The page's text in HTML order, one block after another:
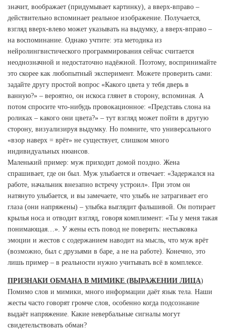
значит, воображает (придумывает картинку), а вверх-вправо –
действительно вспоминает реальное изображение. Получается,
взгляд вверх-влево может указывать на выдумку, а вверх-вправо –
на воспоминание. Однако учтите: эта методика из
нейролингвистического программирования сейчас считается
неоднозначной и недостаточно надёжной. Поэтому, воспринимайте
это скорее как любопытный эксперимент. Можете проверить сами:
задайте другу простой вопрос «Какого цвета у тебя дверь в
ванную?» – вероятно, он искоса глянет в сторону, вспоминая. А
потом спросите что-нибудь провокационное: «Представь слона на
роликах – какого они цвета?» – тут взгляд может пойти в другую
сторону, визуализируя выдумку. Но помните, что универсального
«взор наверх = врёт» не существует, слишком много
индивидуальных нюансов.
Маленький пример: муж приходит домой поздно. Жена
спрашивает, где он был. Муж улыбается и отвечает: «Задержался на
работе, начальник внезапно встречу устроил». При этом он
натянуто улыбается, и вы замечаете, что улыбь не затрагивает его
глаза (они напряжены) – улыбка выглядит фальшивой. Он потирает
крылья носа и отводит взгляд, говоря комплимент: «Ты у меня такая
понимающая…». У жены есть повод не поверить: нестыковка
эмоции и жестов с содержанием наводит на мысль, что муж врёт
(возможно, был с друзьями в баре, а не на работе). Конечно, это
лишь пример – в реальности нужно учитывать всё в комплексе.
ПРИЗНАКИ ОБМАНА В МИМИКЕ (ВЫРАЖЕНИИ ЛИЦА)
Помимо слов и мимики, много информации даёт язык тела. Наши
жесты часто говорят громче слов, особенно когда подсознание
выдаёт напряжение. Какие невербальные сигналы могут
свидетельствовать обман?